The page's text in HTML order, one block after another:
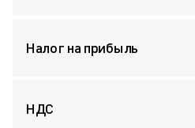
Налог на прибыль
НДС